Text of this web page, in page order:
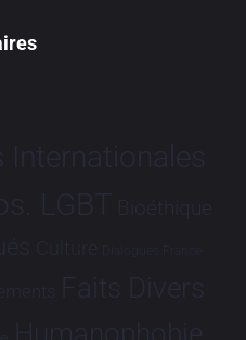
Internationales
LGBT Bioéthique
Culture Dialogues France-
Faits Divers
Humanophobie